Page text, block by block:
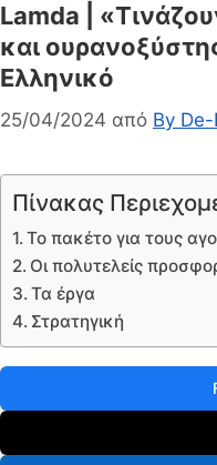
Lamda |
και
Ελληνικό
25/04/2024 από By
Πίνακας
Το πακέτο για τους
Οι πολυτελείς
Τα έργα
Στρατηγική